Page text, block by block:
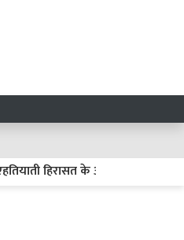
हिरासत के आदेश अस्वीकार्य, केंद्र से